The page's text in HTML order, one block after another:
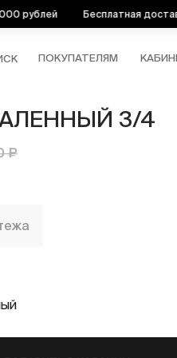
Бесплатная доставка
ПОКУПАТЕЛЯМ
3/4
₽